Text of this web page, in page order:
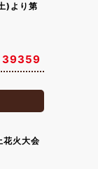
より第
39359
火大会